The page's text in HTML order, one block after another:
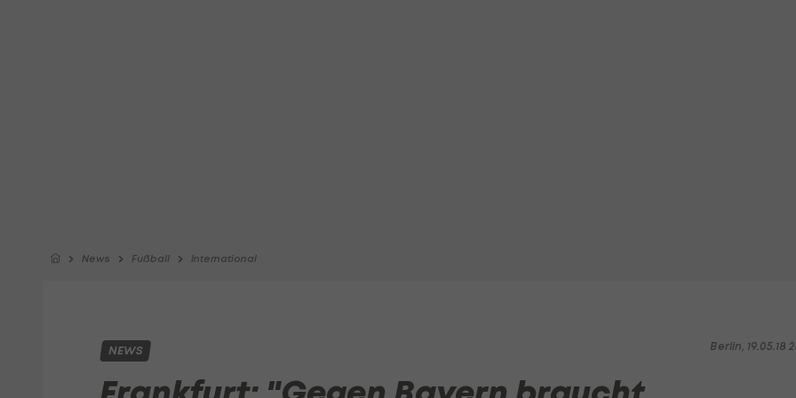
News Fußball International
Berlin, 19.05.18
NEWS